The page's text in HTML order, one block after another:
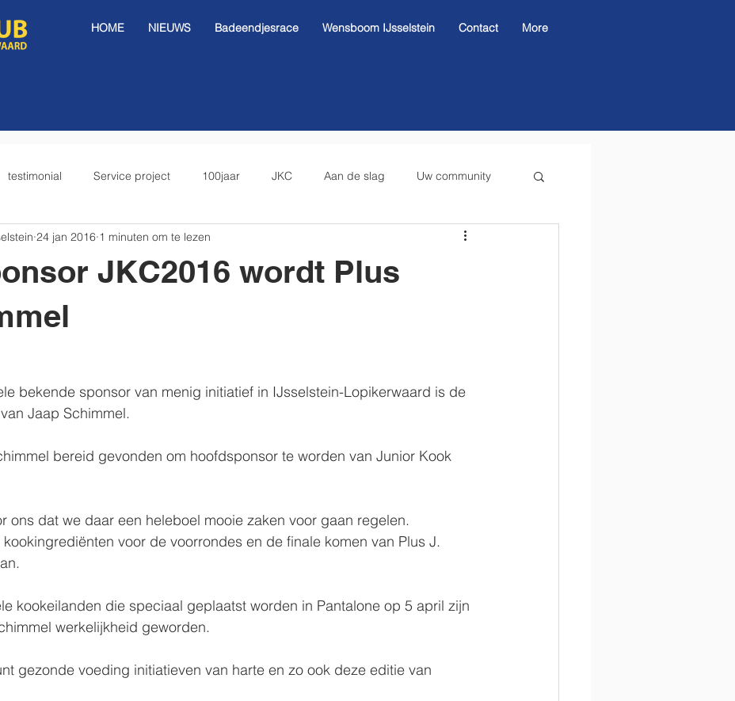
HOME NIEUWS Badeendjesrace Wensboom IJsselstein Contact More
testimonial Service project 100jaar JKC Aan de slag Uw community
JKC2016 wordt Plus
24 jan 2016 1 minuten om te lezen
bekende sponsor van menig initiatief in IJsselstein-Lopikerwaard is de
Jaap Schimmel.
bereid gevonden om hoofdsponsor te worden van Junior Kook
ons dat we daar een heleboel mooie zaken voor gaan regelen.
voor de voorrondes en de finale komen van Plus J.
kookeilanden die speciaal geplaatst worden in Pantalone op 5 april zijn
werkelijkheid geworden.
gezonde voeding initiatieven van harte en zo ook deze editie van